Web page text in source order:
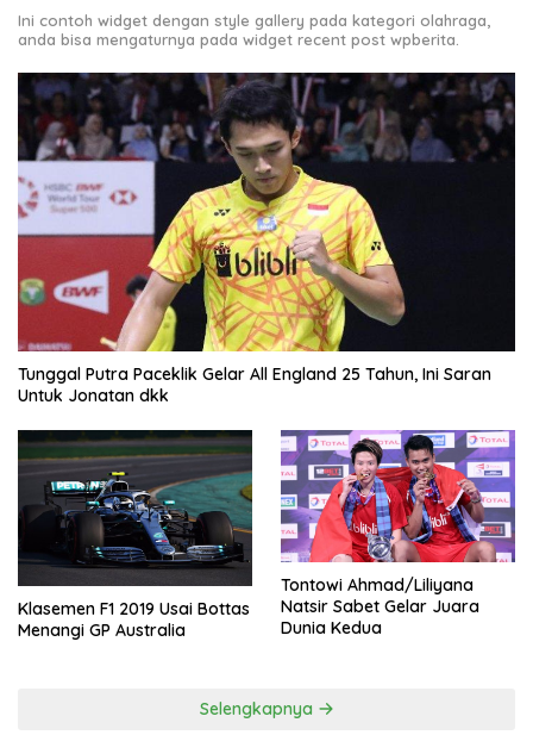
Ini contoh widget dengan style gallery pada kategori olahraga,
anda bisa mengaturnya pada widget recent post wpberita.
Tunggal Putra Paceklik Gelar All England 25 Tahun, Ini Saran
Untuk Jonatan dkk
Klasemen F1 2019 Usai Bottas
Menangi GP Australia
Tontowi Ahmad/Liliyana
Natsir Sabet Gelar Juara
Dunia Kedua
Selengkapnya